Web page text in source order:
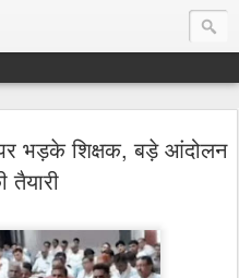
पर भड़के शिक्षक, बड़े आंदोलन
तैयारी